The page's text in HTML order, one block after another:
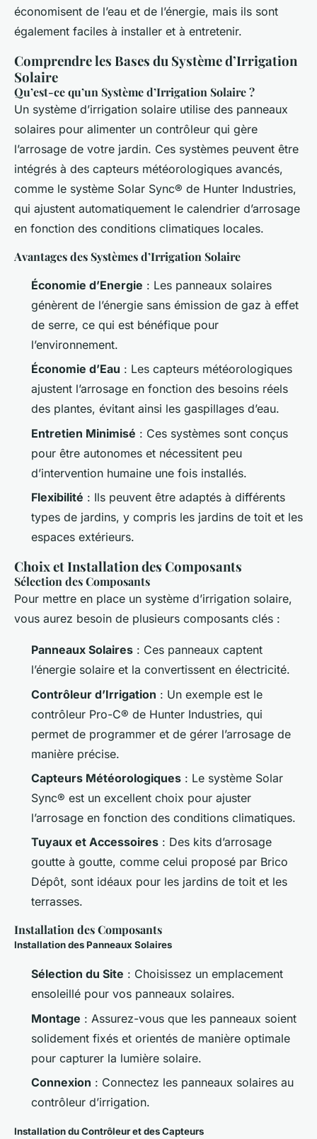
économisent de l’eau et de l’énergie, mais ils sont
également faciles à installer et à entretenir.
Comprendre les Bases du Système d’Irrigation
Solaire
Qu’est-ce qu’un Système d’Irrigation Solaire ?
Un système d’irrigation solaire utilise des panneaux
solaires pour alimenter un contrôleur qui gère
l’arrosage de votre jardin. Ces systèmes peuvent être
intégrés à des capteurs météorologiques avancés,
comme le système Solar Sync® de Hunter Industries,
qui ajustent automatiquement le calendrier d’arrosage
en fonction des conditions climatiques locales.
Avantages des Systèmes d’Irrigation Solaire
Économie d’Energie : Les panneaux solaires
génèrent de l’énergie sans émission de gaz à effet
de serre, ce qui est bénéfique pour
l’environnement.
Économie d’Eau : Les capteurs météorologiques
ajustent l’arrosage en fonction des besoins réels
des plantes, évitant ainsi les gaspillages d’eau.
Entretien Minimisé : Ces systèmes sont conçus
pour être autonomes et nécessitent peu
d’intervention humaine une fois installés.
Flexibilité : Ils peuvent être adaptés à différents
types de jardins, y compris les jardins de toit et les
espaces extérieurs.
Choix et Installation des Composants
Sélection des Composants
Pour mettre en place un système d’irrigation solaire,
vous aurez besoin de plusieurs composants clés :
Panneaux Solaires : Ces panneaux captent
l’énergie solaire et la convertissent en électricité.
Contrôleur d’Irrigation : Un exemple est le
contrôleur Pro-C® de Hunter Industries, qui
permet de programmer et de gérer l’arrosage de
manière précise.
Capteurs Météorologiques : Le système Solar
Sync® est un excellent choix pour ajuster
l’arrosage en fonction des conditions climatiques.
Tuyaux et Accessoires : Des kits d’arrosage
goutte à goutte, comme celui proposé par Brico
Dépôt, sont idéaux pour les jardins de toit et les
terrasses.
Installation des Composants
Installation des Panneaux Solaires
Sélection du Site : Choisissez un emplacement
ensoleillé pour vos panneaux solaires.
Montage : Assurez-vous que les panneaux soient
solidement fixés et orientés de manière optimale
pour capturer la lumière solaire.
Connexion : Connectez les panneaux solaires au
contrôleur d’irrigation.
Installation du Contrôleur et des Capteurs